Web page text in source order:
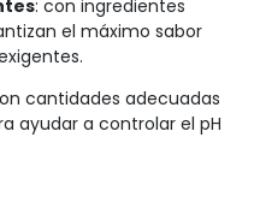
: con ingredientes
el máximo sabor
cantidades adecuadas
ayudar a controlar el pH